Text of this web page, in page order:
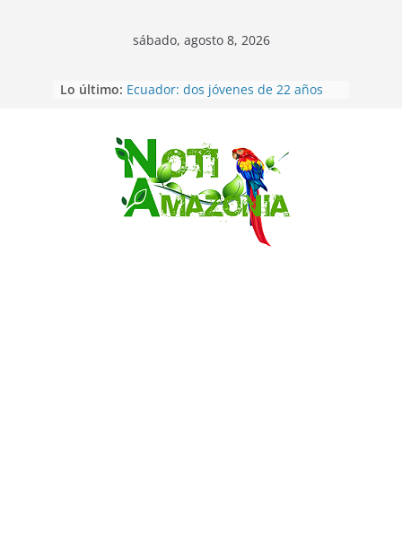
Saltar
sábado, agosto 8, 2026
Lo último: Napo: presunto sicariato en cantón
desaparecidos fueron encontrados
muertos en Puerto lopez
Sentencian a 34 años de prisión a
implicados en caso de Alison,
oriunda de Tena
Vozinha, el arquero sensación de
cabo Verde, ya llegó para